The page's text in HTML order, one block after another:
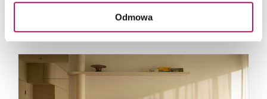
Odmowa
NAJNOWSZE ARTYKUŁY